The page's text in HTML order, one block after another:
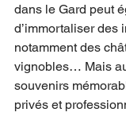
dans le Gard peut
d’immortaliser des
notamment des
vignobles… Mais
souvenirs
privés et